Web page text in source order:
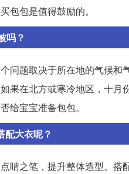
包包是值得鼓励的。
吗？
问题取决于所在地的气候
果在北方或寒冷地区，十
给宝宝准备包包。
配大衣呢？
睛之笔，提升整体造型。